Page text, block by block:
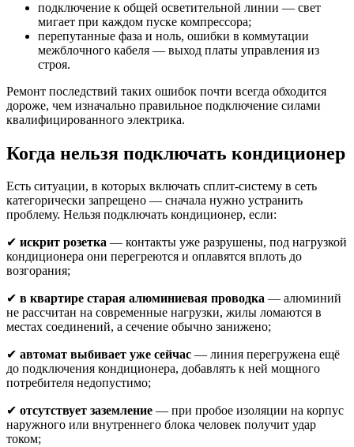
подключение к общей осветительной линии — свет
мигает при каждом пуске компрессора;
перепутанные фаза и ноль, ошибки в коммутации
межблочного кабеля — выход платы управления из
строя.
Ремонт последствий таких ошибок почти всегда обходится
дороже, чем изначально правильное подключение силами
квалифицированного электрика.
Когда нельзя подключать кондиционер
Есть ситуации, в которых включать сплит-систему в сеть
категорически запрещено — сначала нужно устранить
проблему. Нельзя подключать кондиционер, если:
✔ искрит розетка — контакты уже разрушены, под нагрузкой
кондиционера они перегреются и оплавятся вплоть до
возгорания;
✔ в квартире старая алюминиевая проводка — алюминий
не рассчитан на современные нагрузки, жилы ломаются в
местах соединений, а сечение обычно занижено;
✔ автомат выбивает уже сейчас — линия перегружена ещё
до подключения кондиционера, добавлять к ней мощного
потребителя недопустимо;
✔ отсутствует заземление — при пробое изоляции на корпус
наружного или внутреннего блока человек получит удар
током;